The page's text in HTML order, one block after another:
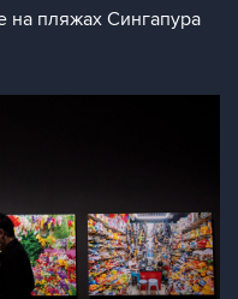
на пляжах Сингапура